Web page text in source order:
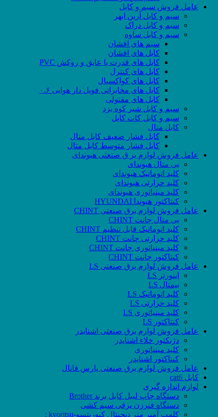
عامل فروش سیم و کابل
سیم و کابل آرین ابهر
سیم و کابل دراک
سیم و کابل ساوه
سیم های افشان
کابل های افشان
کابل های قدرت با عایق و روکش PVC
کابل های کنترل
کابل های کواکسیال
کابل های مخابراتی فویل دار هوایی ۰.۶
کابل های مفتولی
سیم و کابل شیر کوه یزد
سیم و کابل کات کابل
کابل متال
کابل فشار ضعیف کابل متال
کابل فشار متوسط کابل متال
عامل فروش لوازم بر ق صنعتی هیوندای
بی متال هیوندای
کلید اتوماتیک هیوندای
کلید حرارتی هیوندای
کلید مینیاتوری هیوندای
کنتاکتور هیوندا HYUNDAI
عامل فروش لوازم برق صنعتی CHINT
بی متال چانت CHINT
کلید اتوماتیک قابل تنظیم CHINT
کلید حرارتی چانت CHINT
کلید مینیاتوری چانت CHINT
کنتاکتور چانت CHINT
عامل فروش لوازم برق صنعتی LS
اینورتر LS
بیمتال LS
کلید اتوماتیک LS
کلید حرارتی LS
کلید مینیاتوری LS
کنتاکتور LS
عامل فروش لوازم برق صنعتی اشنایدر
دژنکتور خلاء اشنایدر
کلید مینیاتوری
کنتاکتور اشنایدر
عامل فروش لوازم برق صنعتی پارس فانال
کابل cat6
لوازم اندازه گیری
دستگاه چاپ لیبل کابل برند Brother
دستگاه فنرزن برقی سیم کشی
کلمپ آمپر متر دیجیتال کیوریتسو-kyoritsu :